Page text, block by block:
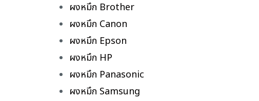
ผงหมึก Brother
ผงหมึก Canon
ผงหมึก Epson
ผงหมึก HP
ผงหมึก Panasonic
ผงหมึก Samsung